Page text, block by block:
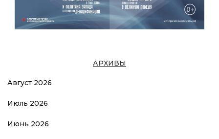
АРХИВЫ
Август 2026
Июль 2026
Июнь 2026